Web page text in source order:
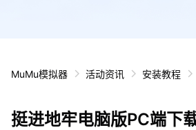
MuMu模拟器 活动资讯 安装教程
挺进地牢电脑版PC端下